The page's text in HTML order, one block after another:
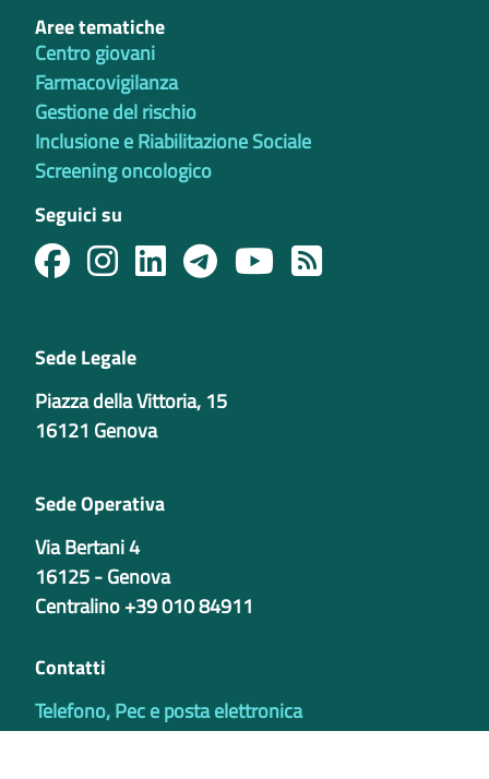
Aree tematiche
Centro giovani
Farmacovigilanza
Gestione del rischio
Inclusione e Riabilitazione Sociale
Screening oncologico
Seguici su
Sede Legale
Piazza della Vittoria, 15
16121 Genova
Sede Operativa
Via Bertani 4
16125 - Genova
Centralino +39 010 84911
Contatti
Telefono, Pec e posta elettronica